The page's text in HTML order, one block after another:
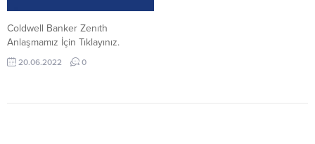
Coldwell Banker Zenıth
Anlaşmamız İçin Tıklayınız.
20.06.2022 0